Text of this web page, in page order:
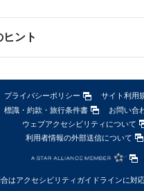
ヒント
プライバシーポリシー
サイト利用
標識・約款・旅行条件書
お問い合
ウェブアクセシビリティについて
利用者情報の外部送信について
はアクセシビリティガイドラインに対